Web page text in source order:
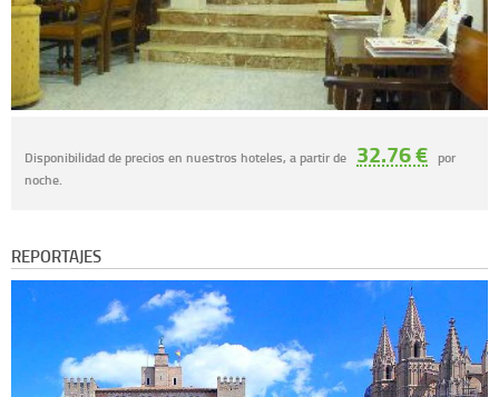
Disponibilidad de precios en nuestros hoteles, a partir de 32.76 € por
noche.
REPORTAJES